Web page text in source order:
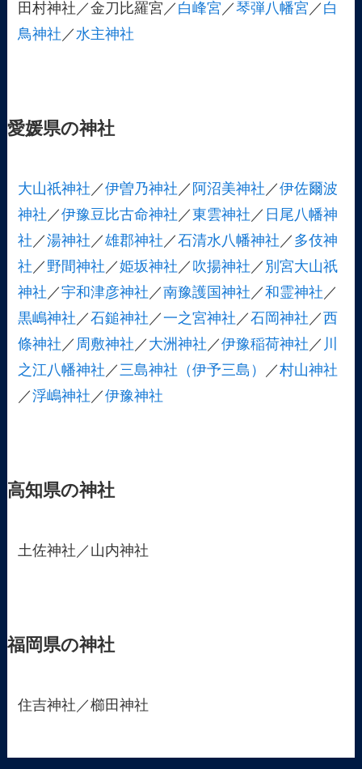
田村神社／金刀比羅宮／ 白峰宮 ／琴弾八幡宮 ／ 白
鳥神社 ／ 水主神社
愛媛県の神社
大山祇神社 ／伊曽乃神社 ／ 阿沼美神社 ／伊佐爾波
神社 ／伊豫豆比古命神社 ／東雲神社 ／ 日尾八幡神
社 ／湯神社 ／雄郡神社 ／石清水八幡神社 ／ 多伎神
社 ／ 野間神社 ／姫坂神社 ／ 吹揚神社 ／ 別宮大山祇
神社 ／宇和津彦神社 ／南豫護国神社 ／和霊神社 ／
黒嶋神社 ／石鎚神社 ／一之宮神社 ／石岡神社 ／西
條神社 ／ 周敷神社 ／ 大洲神社 ／伊豫稲荷神社 ／ 川
之江八幡神社 ／ 三島神社（伊予三島） ／村山神社
／浮嶋神社 ／伊豫神社
高知県の神社
土佐神社／山内神社
福岡県の神社
住吉神社／櫛田神社